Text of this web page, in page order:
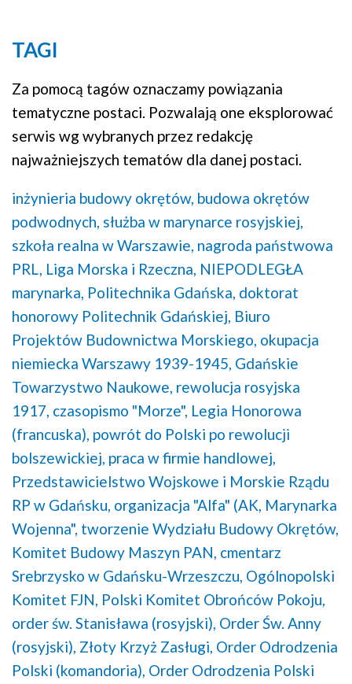
TAGI
Za pomocą tagów oznaczamy powiązania
tematyczne postaci. Pozwalają one eksplorować
serwis wg wybranych przez redakcję
najważniejszych tematów dla danej postaci.
inżynieria budowy okrętów, budowa okrętów
podwodnych, służba w marynarce rosyjskiej,
szkoła realna w Warszawie, nagroda państwowa
PRL, Liga Morska i Rzeczna, NIEPODLEGŁA
marynarka, Politechnika Gdańska, doktorat
honorowy Politechnik Gdańskiej, Biuro
Projektów Budownictwa Morskiego, okupacja
niemiecka Warszawy 1939-1945, Gdańskie
Towarzystwo Naukowe, rewolucja rosyjska
1917, czasopismo "Morze", Legia Honorowa
(francuska), powrót do Polski po rewolucji
bolszewickiej, praca w firmie handlowej,
Przedstawicielstwo Wojskowe i Morskie Rządu
RP w Gdańsku, organizacja "Alfa" (AK, Marynarka
Wojenna", tworzenie Wydziału Budowy Okrętów,
Komitet Budowy Maszyn PAN, cmentarz
Srebrzysko w Gdańsku-Wrzeszczu, Ogólnopolski
Komitet FJN, Polski Komitet Obrońców Pokoju,
order św. Stanisława (rosyjski), Order Św. Anny
(rosyjski), Złoty Krzyż Zasługi, Order Odrodzenia
Polski (komandoria), Order Odrodzenia Polski